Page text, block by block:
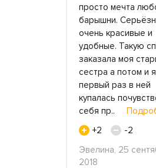
просто мечта
барышни.
очень красивые и
удобные. Такую
заказала моя
сестра а потом и
первый раз в ней
купалась
себя пр..
+2
-2
Эвелина, 25
2018